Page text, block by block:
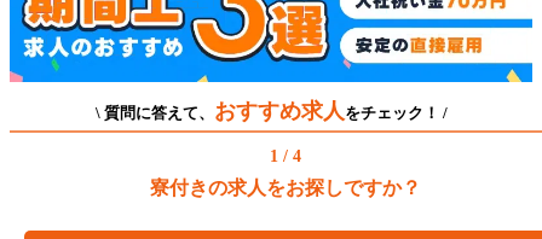
\ 質問に答えて、 おすすめ求人 をチェック！ /
1 / 4
寮付きの求人をお探しですか？